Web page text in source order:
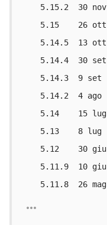
5.15.2 30 nov
5.15 26 ott
5.14.5 13 ott
5.14.4 30 set
5.14.3 9 set
5.14.2 4 ago
5.14 15 lug
5.13 8 lug
5.12 30 giu
5.11.9 10 giu
5.11.8 26 mag